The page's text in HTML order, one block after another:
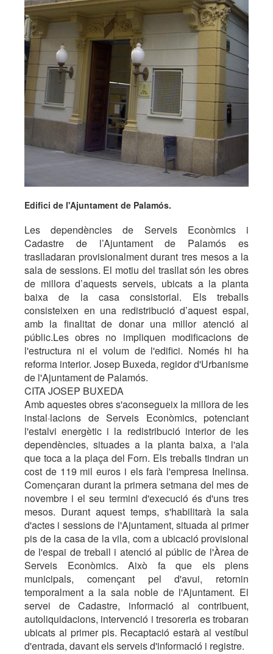
Edifici de l'Ajuntament de Palamós.
Les dependències de Serveis Econòmics i
Cadastre de l’Ajuntament de Palamós es
traslladaran provisionalment durant tres mesos a la
sala de sessions. El motiu del trasllat són les obres
de millora d’aquests serveis, ubicats a la planta
baixa de la casa consistorial. Els treballs
consisteixen en una redistribució d’aquest espai,
amb la finalitat de donar una millor atenció al
públic.Les obres no impliquen modificacions de
l'estructura ni el volum de l'edifici. Només hi ha
reforma interior. Josep Buxeda, regidor d'Urbanisme
de l'Ajuntament de Palamós.
CITA JOSEP BUXEDA
Amb aquestes obres s'aconsegueix la millora de les
instal·lacions de Serveis Econòmics, potenciant
l'estalvi energètic i la redistribució interior de les
dependències, situades a la planta baixa, a l'ala
que toca a la plaça del Forn. Els treballs tindran un
cost de 119 mil euros i els farà l'empresa Inelinsa.
Començaran durant la primera setmana del mes de
novembre i el seu termini d'execució és d'uns tres
mesos. Durant aquest temps, s'habilitarà la sala
d'actes i sessions de l'Ajuntament, situada al primer
pis de la casa de la vila, com a ubicació provisional
de l'espai de treball i atenció al públic de l'Àrea de
Serveis Econòmics. Això fa que els plens
municipals, començant pel d'avui, retornin
temporalment a la sala noble de l'Ajuntament. El
servei de Cadastre, informació al contribuent,
autoliquidacions, intervenció i tresoreria es trobaran
ubicats al primer pis. Recaptació estarà al vestíbul
d'entrada, davant els serveis d'informació i registre.